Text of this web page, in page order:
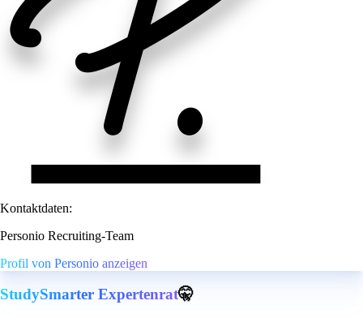
Kontaktdaten:
Personio Recruiting-Team
Profil von Personio anzeigen
StudySmarter Expertenrat🤫